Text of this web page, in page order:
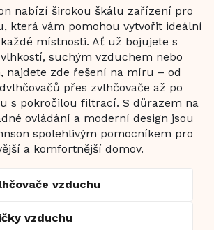
nabízí širokou škálu zařízení pro
která vám pomohou vytvořit ideální
místnosti. Ať už bojujete s
suchým vzduchem nebo
najdete zde řešení na míru – od
přes zvlhčovače až po
s pokročilou filtrací. S důrazem na
ovládání a moderní design jsou
spolehlivým pomocníkem pro
a komfortnější domov.
vzduchu
vzduchu